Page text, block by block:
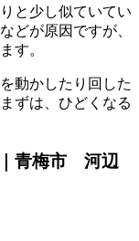
と少し似ていてい
どが原因ですが、
す。
動かしたり回した
ずは、ひどくなる
｜青梅市 河辺